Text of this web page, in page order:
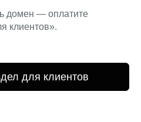
домен — оплатите
клиентов».
для клиентов